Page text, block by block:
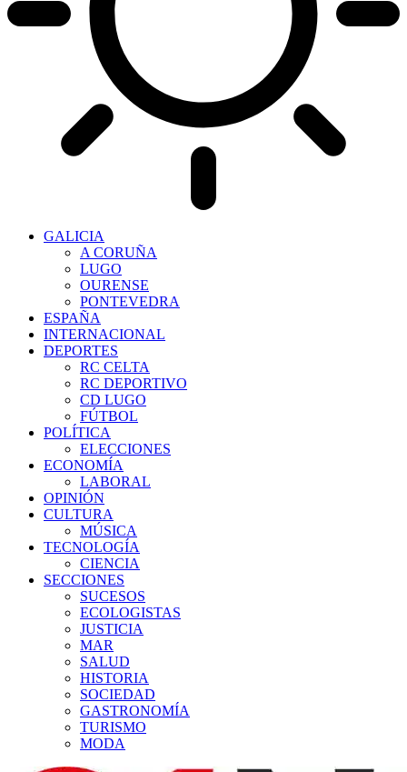
GALICIA
A CORUÑA
LUGO
OURENSE
PONTEVEDRA
ESPAÑA
INTERNACIONAL
DEPORTES
RC CELTA
RC DEPORTIVO
CD LUGO
FÚTBOL
POLÍTICA
ELECCIONES
ECONOMÍA
LABORAL
OPINIÓN
CULTURA
MÚSICA
TECNOLOGÍA
CIENCIA
SECCIONES
SUCESOS
ECOLOGISTAS
JUSTICIA
MAR
SALUD
HISTORIA
SOCIEDAD
GASTRONOMÍA
TURISMO
MODA